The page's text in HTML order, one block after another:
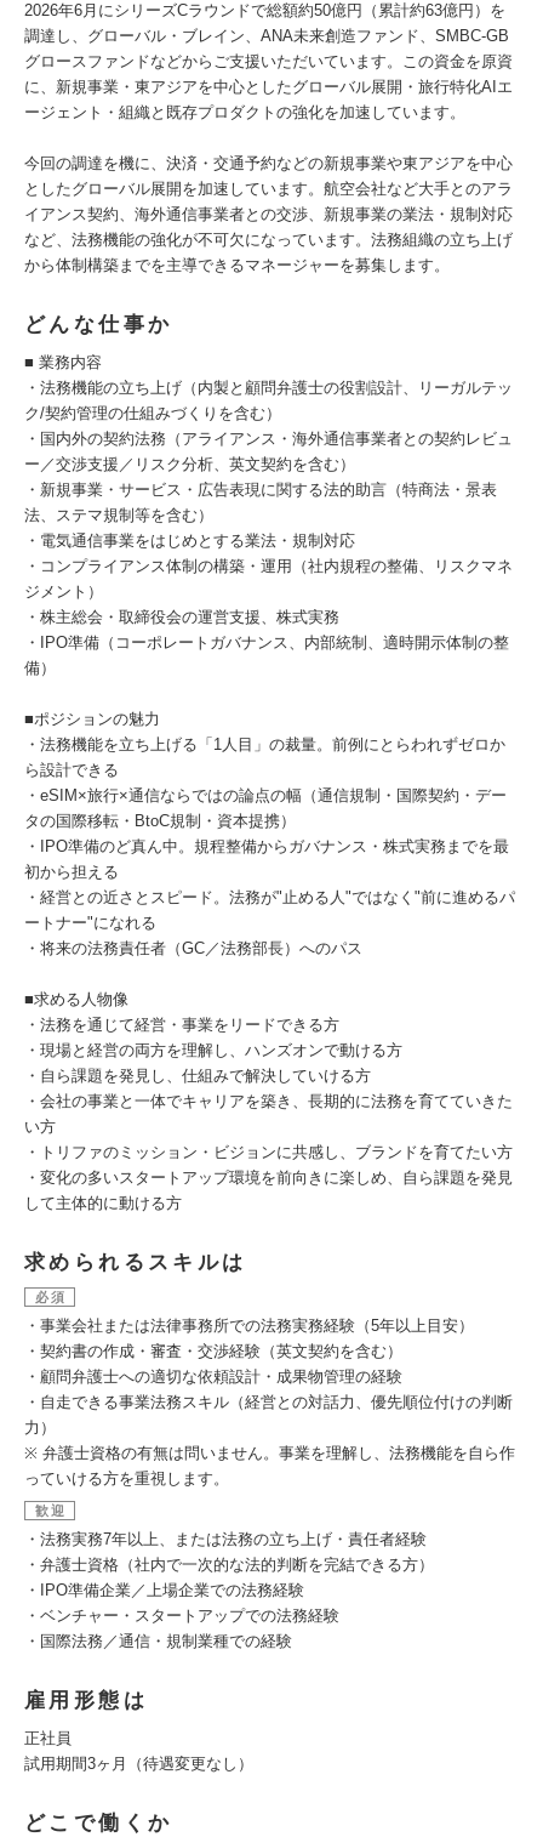
2026年6月にシリーズCラウンドで総額約50億円（累計約63億円）を
調達し、グローバル・ブレイン、ANA未来創造ファンド、SMBC-GB
グロースファンドなどからご支援いただいています。この資金を原資
に、新規事業・東アジアを中心としたグローバル展開・旅行特化AIエ
ージェント・組織と既存プロダクトの強化を加速しています。
今回の調達を機に、決済・交通予約などの新規事業や東アジアを中心
としたグローバル展開を加速しています。航空会社など大手とのアラ
イアンス契約、海外通信事業者との交渉、新規事業の業法・規制対応
など、法務機能の強化が不可欠になっています。法務組織の立ち上げ
から体制構築までを主導できるマネージャーを募集します。
どんな仕事か
■ 業務内容
・法務機能の立ち上げ（内製と顧問弁護士の役割設計、リーガルテッ
ク/契約管理の仕組みづくりを含む）
・国内外の契約法務（アライアンス・海外通信事業者との契約レビュ
ー／交渉支援／リスク分析、英文契約を含む）
・新規事業・サービス・広告表現に関する法的助言（特商法・景表
法、ステマ規制等を含む）
・電気通信事業をはじめとする業法・規制対応
・コンプライアンス体制の構築・運用（社内規程の整備、リスクマネ
ジメント）
・株主総会・取締役会の運営支援、株式実務
・IPO準備（コーポレートガバナンス、内部統制、適時開示体制の整
備）
■ポジションの魅力
・法務機能を立ち上げる「1人目」の裁量。前例にとらわれずゼロか
ら設計できる
・eSIM×旅行×通信ならではの論点の幅（通信規制・国際契約・デー
タの国際移転・BtoC規制・資本提携）
・IPO準備のど真ん中。規程整備からガバナンス・株式実務までを最
初から担える
・経営との近さとスピード。法務が"止める人"ではなく"前に進めるパ
ートナー"になれる
・将来の法務責任者（GC／法務部長）へのパス
■求める人物像
・法務を通じて経営・事業をリードできる方
・現場と経営の両方を理解し、ハンズオンで動ける方
・自ら課題を発見し、仕組みで解決していける方
・会社の事業と一体でキャリアを築き、長期的に法務を育てていきた
い方
・トリファのミッション・ビジョンに共感し、ブランドを育てたい方
・変化の多いスタートアップ環境を前向きに楽しめ、自ら課題を発見
して主体的に動ける方
求められるスキルは
必須
・事業会社または法律事務所での法務実務経験（5年以上目安）
・契約書の作成・審査・交渉経験（英文契約を含む）
・顧問弁護士への適切な依頼設計・成果物管理の経験
・自走できる事業法務スキル（経営との対話力、優先順位付けの判断
力）
※ 弁護士資格の有無は問いません。事業を理解し、法務機能を自ら作
っていける方を重視します。
歓迎
・法務実務7年以上、または法務の立ち上げ・責任者経験
・弁護士資格（社内で一次的な法的判断を完結できる方）
・IPO準備企業／上場企業での法務経験
・ベンチャー・スタートアップでの法務経験
・国際法務／通信・規制業種での経験
雇用形態は
正社員
試用期間3ヶ月（待遇変更なし）
どこで働くか